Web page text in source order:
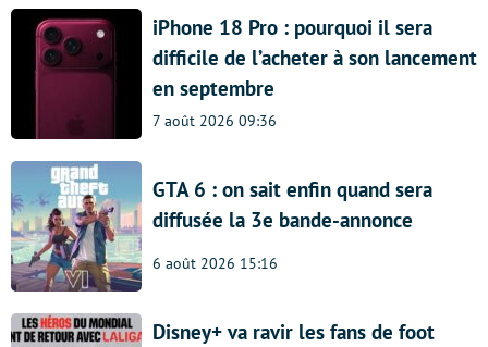
iPhone 18 Pro : pourquoi il sera
difficile de l’acheter à son lancement
en septembre
7 août 2026 09:36
GTA 6 : on sait enfin quand sera
diffusée la 3e bande-annonce
6 août 2026 15:16
Disney+ va ravir les fans de foot